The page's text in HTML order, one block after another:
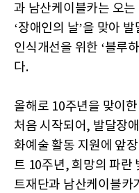
과 남산케이블카는 오는
‘장애인의 날’을 맞아
인식개선을 위한 ‘블루
다.
올해로 10주년을 맞이
처음 시작되어, 발달장
화예술 활동 지원에 앞
트 10주년, 희망의 파란
트재단과 남산케이블카